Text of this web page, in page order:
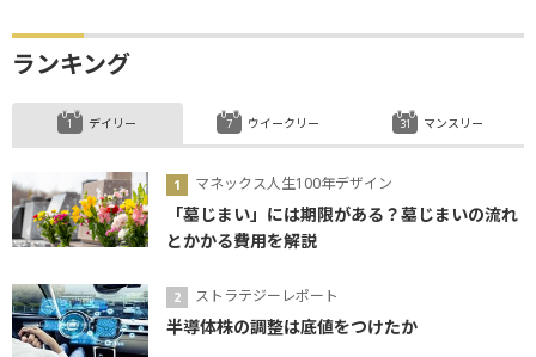
ランキング
デイリー
マネックス人生100年デザイン
「墓じまい」には期限がある？墓じまいの流れ
とかかる費用を解説
ストラテジーレポート
半導体株の調整は底値をつけたか
ウイークリー マンスリー